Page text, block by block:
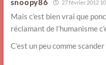
snoopy86 27 février 2012
Mais c’est bien vrai que
réclamant de l’humanisme
C’est un peu comme